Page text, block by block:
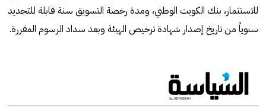
للاستثمار، بنك الكويت الوطني، ومدة رخصة التسويق سنة قابلة للتجديد
سنوياً من تاريخ إصدار شهادة ترخيص الهيئة وبعد سداد الرسوم المقررة.